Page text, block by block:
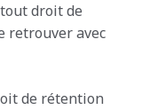
droit de
retrouver avec
de rétention